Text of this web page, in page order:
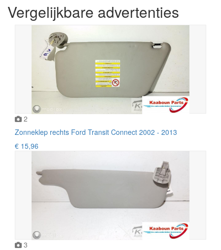
Vergelijkbare advertenties
2
Zonneklep rechts Ford Transit Connect 2002 - 2013
€ 15,96
3